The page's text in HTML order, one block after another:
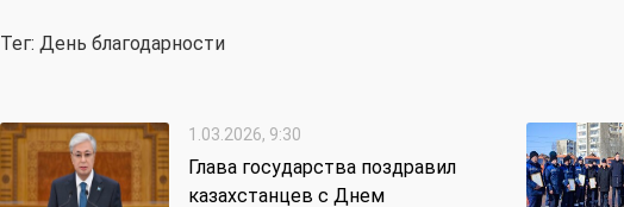
Тег: День благодарности
1.03.2026, 9:30
Глава государства поздравил
казахстанцев с Днем